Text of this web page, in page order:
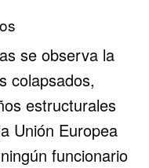
se observa la
colapsados,
estructurales
Unión Europea
funcionario